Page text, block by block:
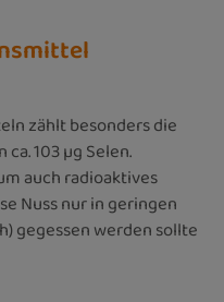
zählt besonders die
103 µg Selen.
auch radioaktives
Nuss nur in geringen
gegessen werden sollte